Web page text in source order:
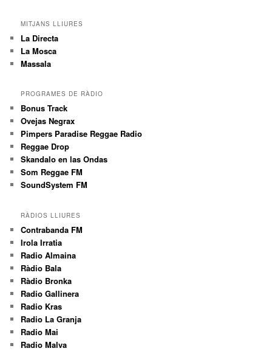
MITJANS LLIURES
La Directa
La Mosca
Massala
PROGRAMES DE RÀDIO
Bonus Track
Ovejas Negrax
Pimpers Paradise Reggae Radio
Reggae Drop
Skandalo en las Ondas
Som Reggae FM
SoundSystem FM
RÀDIOS LLIURES
Contrabanda FM
Irola Irratia
Radio Almaina
Ràdio Bala
Ràdio Bronka
Radio Gallinera
Radio Kras
Radio La Granja
Radio Mai
Radio Malva